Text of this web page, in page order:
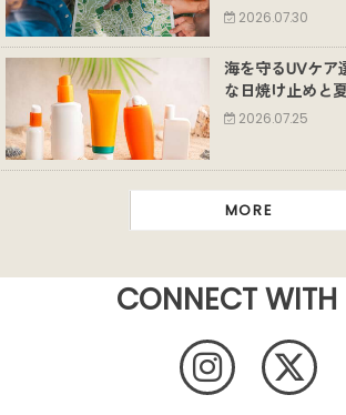
2026.07.30
海を守るUVケア
な日焼け止めと
2026.07.25
MORE
CONNECT WITH